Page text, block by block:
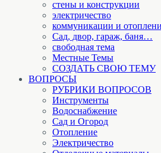
стены и конструкции
электричество
коммуникации и
Cад, двор, гараж, баня…
свободная тема
Местные Темы
СОЗДАТЬ СВОЮ ТЕМУ
ВОПРОСЫ
РУБРИКИ ВОПРОСОВ
Инструменты
Водоснабжение
Сад и Огород
Отопление
Электричество